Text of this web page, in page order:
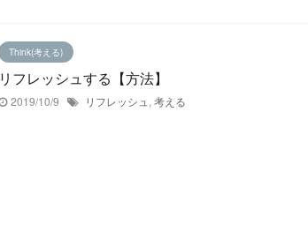
Think(考える)
リフレッシュする【方法】
2019/10/9 リフレッシュ , 考える